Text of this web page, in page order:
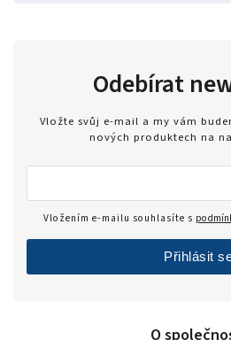
O
Odebírat
Vložte svůj e-mail a my vám
nových produktech na
Vložením e-mailu souhlasíte s
Přihlásit